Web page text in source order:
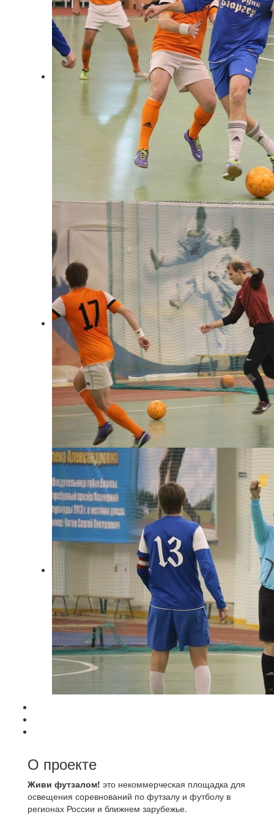
О проекте
Живи футзалом! это некоммерческая площадка для
освещения соревнований по футзалу и футболу в
регионах России и ближнем зарубежье.